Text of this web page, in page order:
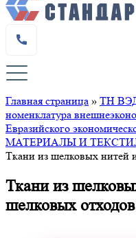
Главная страница » ТН
номенклатура
Евразийского
МАТЕРИАЛЫ И
Ткани из шелковых нитей
Ткани из
шелковых